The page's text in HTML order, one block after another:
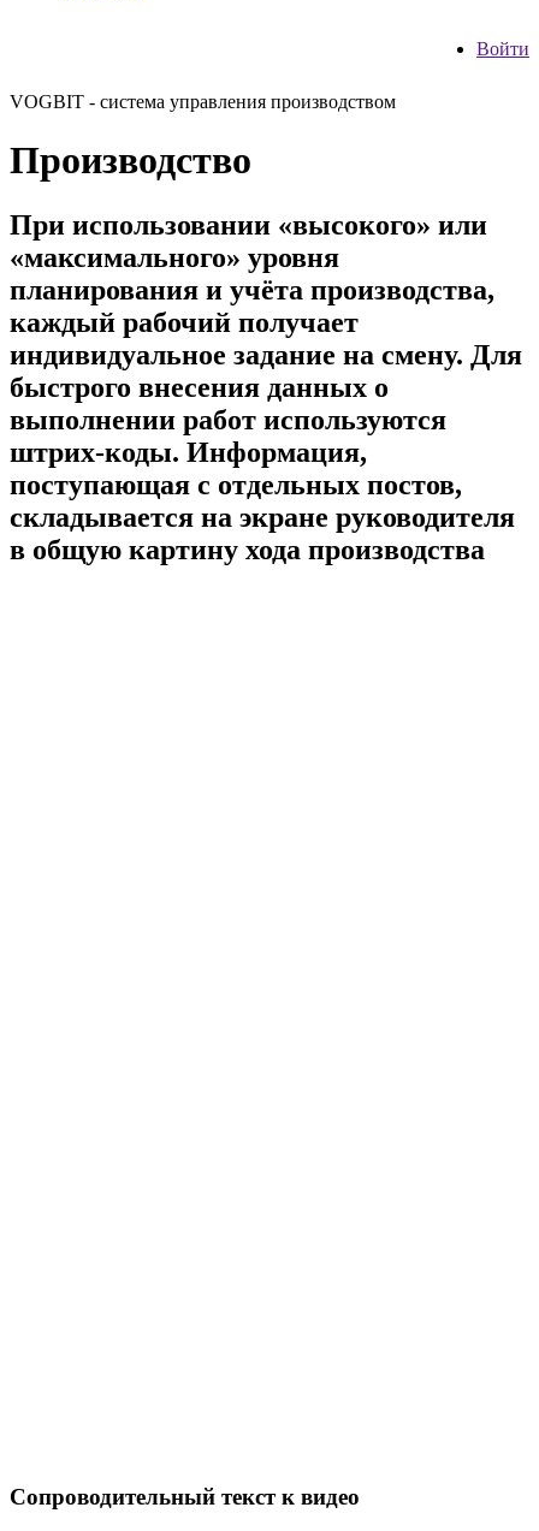
Войти
VOGBIT - система управления производством
Производство
При использовании «высокого» или
«максимального» уровня
планирования и учёта производства,
каждый рабочий получает
индивидуальное задание на смену. Для
быстрого внесения данных о
выполнении работ используются
штрих-коды. Информация,
поступающая с отдельных постов,
складывается на экране руководителя
в общую картину хода производства
Сопроводительный текст к видео